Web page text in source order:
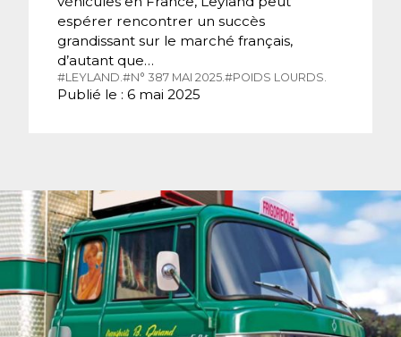
espérer rencontrer un succès
grandissant sur le marché français,
d’autant que…
#LEYLAND. #N° 387 MAI 2025. #POIDS LOURDS.
Publié le : 6 mai 2025